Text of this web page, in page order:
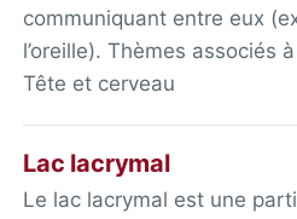
communiquant entre eux
l’oreille). Thèmes associés
Tête et cerveau
Lac lacrymal
Le lac lacrymal est une